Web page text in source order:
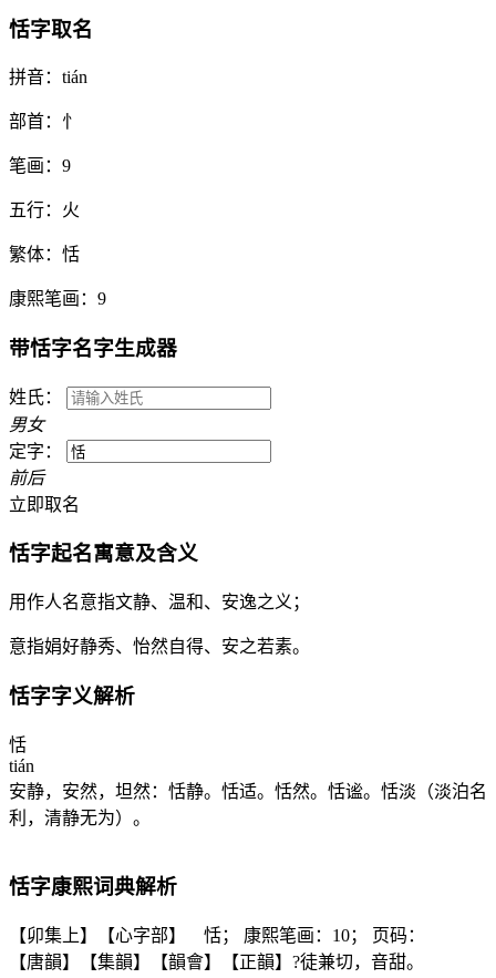
恬字取名
拼音： tián
部首： 忄
笔画： 9
五行： 火
繁体： 恬
康熙笔画： 9
带恬字名字生成器
姓氏：
男女
定字：
前后
立即取名
恬字起名寓意及含义
用作人名意指文静、温和、安逸之义；
意指娟好静秀、怡然自得、安之若素。
恬字字义解析
恬
tián
安静，安然，坦然：恬静。恬适。恬然。恬谧。恬淡（淡泊名
利，清静无为）。
恬字康熙词典解析
【卯集上】【心字部】 恬； 康熙笔画：10； 页码：
【唐韻】【集韻】【韻會】【正韻】?徒兼切，音甜。